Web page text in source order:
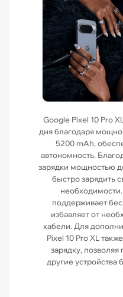
Google Pixel 10 Pro
дня благодаря
5200 mAh,
автономность.
зарядки мощностью
быстро зарядить
поддерживает
избавляет от
кабели. Для
Pixel 10 Pro XL
зарядку, позволяя
другие